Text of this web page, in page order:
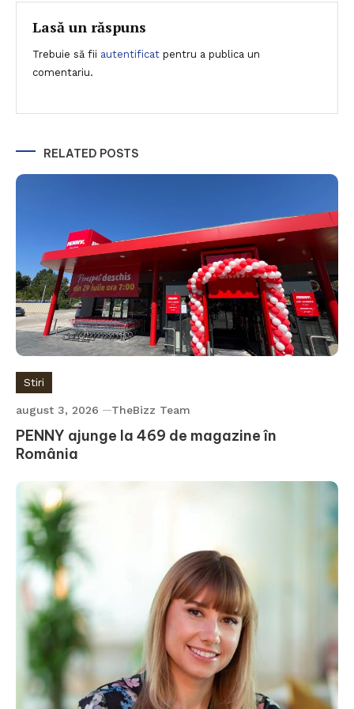
articole
Lasă un răspuns
Trebuie să fii autentificat pentru a publica un
comentariu.
RELATED POSTS
Stiri
august 3, 2026 TheBizz Team
PENNY ajunge la 469 de magazine în
România